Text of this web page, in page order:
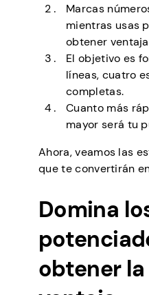
Marcas
mientras usas
obtener
El objetivo es
líneas, cuatro
completas.
Cuanto más
mayor será tu
Ahora, veamos las
que te convertirán
Domina
obtener